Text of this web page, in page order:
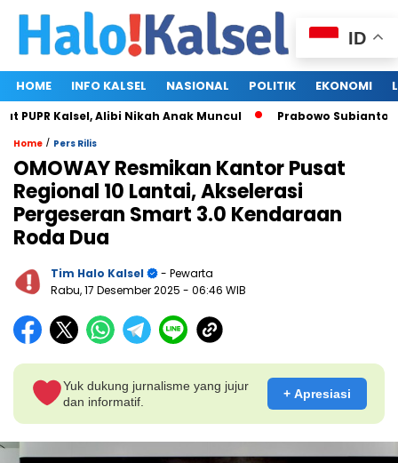
HOME INFO KALSEL NASIONAL POLITIK EKONOMI
Kalsel, Alibi Nikah Anak Muncul Prabowo Subianto dan
Home / Pers Rilis
OMOWAY Resmikan Kantor Pusat
Regional 10 Lantai, Akselerasi
Pergeseran Smart 3.0 Kendaraan
Roda Dua
Tim Halo Kalsel
- Pewarta
Rabu, 17 Desember 2025 - 06:46 WIB
Yuk dukung jurnalisme yang jujur
dan informatif.
+ Apresiasi
ID